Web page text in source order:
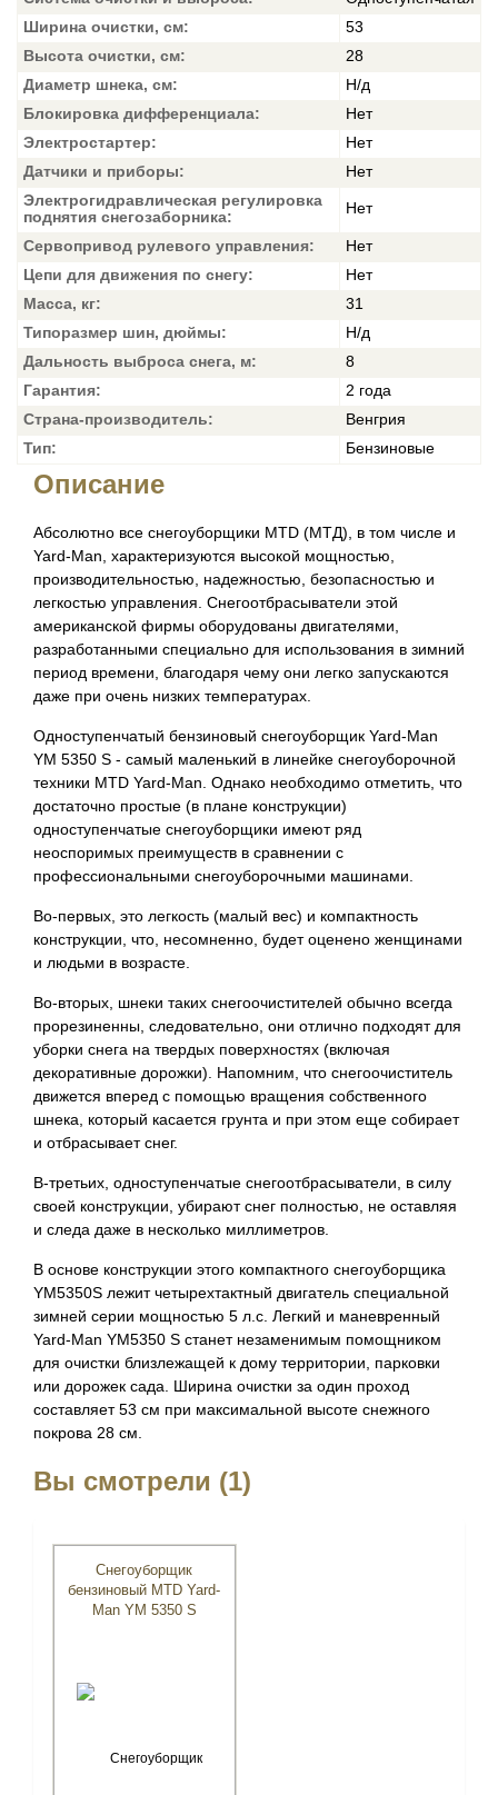
Ширина очистки, см:
53
Высота очистки, см:
28
Диаметр шнека, см:
Н/д
Блокировка дифференциала:
Нет
Электростартер:
Нет
Датчики и приборы:
Нет
Электрогидравлическая регулировка
поднятия снегозаборника:
Нет
Сервопривод рулевого управления:
Нет
Цепи для движения по снегу:
Нет
Масса, кг:
31
Типоразмер шин, дюймы:
Н/д
Дальность выброса снега, м:
8
Гарантия:
2 года
Страна-производитель:
Венгрия
Тип:
Бензиновые
Описание
Абсолютно все снегоуборщики MTD (МТД), в том числе и
Yard-Man, характеризуются высокой мощностью,
производительностью, надежностью, безопасностью и
легкостью управления. Снегоотбрасыватели этой
американской фирмы оборудованы двигателями,
разработанными специально для использования в зимний
период времени, благодаря чему они легко запускаются
даже при очень низких температурах.
Одноступенчатый бензиновый снегоуборщик Yard-Man
YM 5350 S - самый маленький в линейке снегоуборочной
техники MTD Yard-Man. Однако необходимо отметить, что
достаточно простые (в плане конструкции)
одноступенчатые снегоуборщики имеют ряд
неоспоримых преимуществ в сравнении с
профессиональными снегоуборочными машинами.
Во-первых, это легкость (малый вес) и компактность
конструкции, что, несомненно, будет оценено женщинами
и людьми в возрасте.
Во-вторых, шнеки таких снегоочистителей обычно всегда
прорезиненны, следовательно, они отлично подходят для
уборки снега на твердых поверхностях (включая
декоративные дорожки). Напомним, что снегоочиститель
движется вперед с помощью вращения собственного
шнека, который касается грунта и при этом еще собирает
и отбрасывает снег.
В-третьих, одноступенчатые снегоотбрасыватели, в силу
своей конструкции, убирают снег полностью, не оставляя
и следа даже в несколько миллиметров.
В основе конструкции этого компактного снегоуборщика
YM5350S лежит четырехтактный двигатель специальной
зимней серии мощностью 5 л.с. Легкий и маневренный
Yard-Man YM5350 S станет незаменимым помощником
для очистки близлежащей к дому территории, парковки
или дорожек сада. Ширина очистки за один проход
составляет 53 см при максимальной высоте снежного
покрова 28 см.
Вы смотрели (1)
Снегоуборщик
бензиновый MTD Yard-
Man YM 5350 S